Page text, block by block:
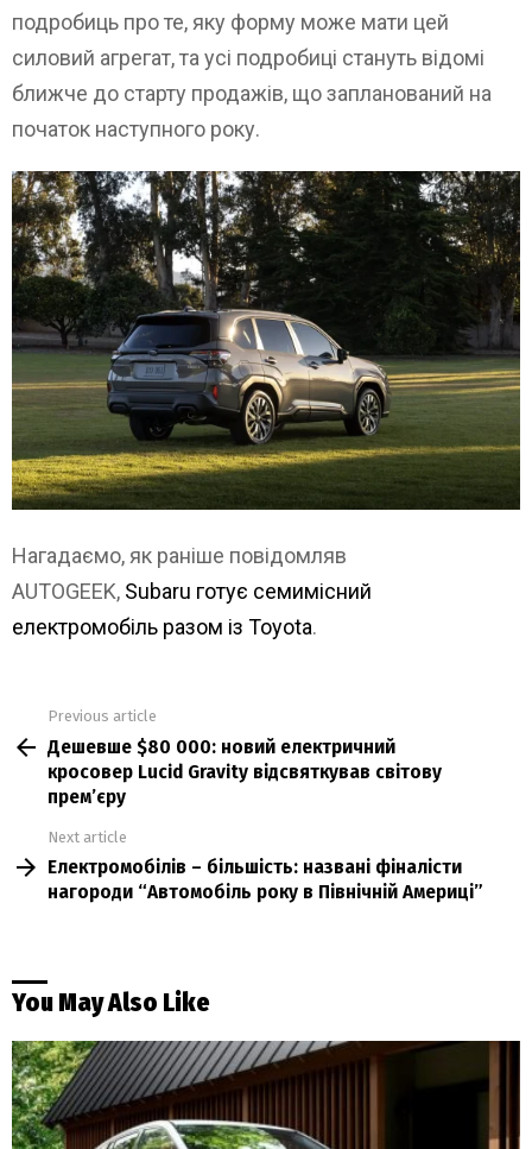
подробиць про те, яку форму може мати цей
силовий агрегат, та усі подробиці стануть відомі
ближче до старту продажів, що запланований на
початок наступного року.
Нагадаємо, як раніше повідомляв
AUTOGEEK, Subaru готує семимісний
електромобіль разом із Toyota.
more
Previous article
Дешевше $80 000: новий електричний
кросовер Lucid Gravity відсвяткував світову
прем’єру
Next article
Електромобілів – більшість: названі фіналісти
нагороди “Автомобіль року в Північній Америці”
You May Also Like